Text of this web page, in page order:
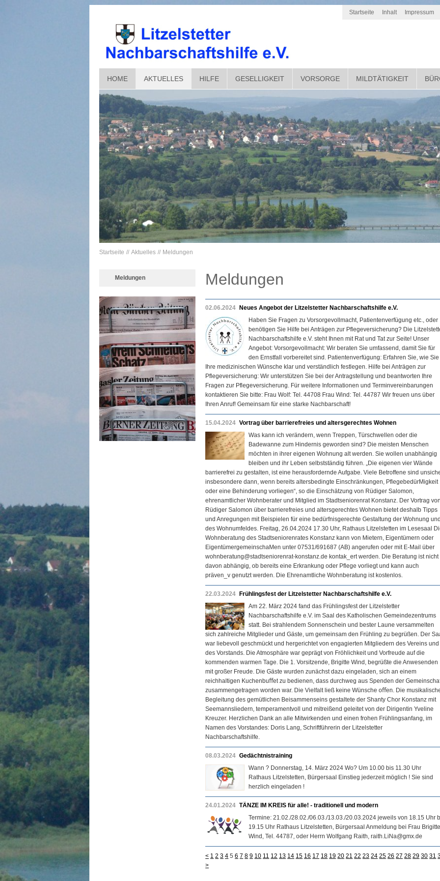
Startseite Inhalt Impressum
HOME AKTUELLES HILFE GESELLIGKEIT VORSORGE MILDTÄTIGKEIT
Startseite Aktuelles Meldungen
Meldungen Meldungen
02.06.2024
Neues Angebot der Litzelstetter Nachbarschaftshilfe e.V.
Haben Sie Fragen zu Vorsorgevollmacht, Patientenverfügung etc., oder
benötigen Sie Hilfe bei Anträgen zur Pflegeversicherung? Die
Nachbarschaftshilfe e.V. steht Ihnen mit Rat und Tat zur Seite! Unser
Angebot: Vorsorgevollmacht: Wir beraten Sie umfassend, damit Sie für
den Ernstfall vorbereitet sind. Patientenverfügung: Erfahren Sie, wie Sie
Ihre medizinischen Wünsche klar und verständlich festlegen. Hilfe bei Anträgen zur
Pflegeversicherung: Wir unterstützen Sie bei der Antragstellung und beantworten Ihre
Fragen zur Pflegeversicherung. Für weitere Informationen und Terminvereinbarungen
kontaktieren Sie bitte: Frau Wolf: Tel. 44708 Frau Wind: Tel. 44787 Wir freuen uns über
Ihren Anruf! Gemeinsam für eine starke Nachbarschaft!
15.04.2024 Vortrag über barrierefreies und altersgerechtes Wohnen
Was kann ich verändern, wenn Treppen, Türschwellen oder die
Badewanne zum Hindernis geworden sind? Die meisten Menschen
möchten in ihrer eigenen Wohnung alt werden. Sie wollen unabhängig
bleiben und ihr Leben selbstständig führen. „Die eigenen vier Wände
barrierefrei zu gestalten, ist eine herausfordernde Aufgabe. Viele Betroffene sind
insbesondere dann, wenn bereits altersbedingte Einschränkungen, PflegebedürMigkeit
oder eine Behinderung vorliegen“, so die Einschätzung von Rüdiger Salomon,
ehrenamtlicher Wohnberater und Mitglied im Stadtseniorenrat Konstanz. Der Vortrag
Rüdiger Salomon über barrierefreies und altersgerechtes Wohnen bietet deshalb Tipps
und Anregungen mit Beispielen für eine bedürfnisgerechte Gestaltung der Wohnung
des Wohnumfeldes. Freitag, 26.04.2024 17.30 Uhr, Rathaus Litzelstetten im Lesesaal
Wohnberatung des Stadtseniorenrates Konstanz kann von Mietern, Eigentümern oder
EigentümergemeinschaMen unter 07531/691687 (AB) angerufen oder mit E-Mail über
wohnberatung@stadtseniorenrat-konstanz.de kontak_ert werden. Die Beratung ist nicht
davon abhängig, ob bereits eine Erkrankung oder Pflege vorliegt und kann auch
präven_v genutzt werden. Die Ehrenamtliche Wohnberatung ist kostenlos.
22.03.2024
Frühlingsfest der Litzelstetter Nachbarschaftshilfe e.V.
Am 22. März 2024 fand das Frühlingsfest der Litzelstetter
Nachbarschaftshilfe e.V. im Saal des Katholischen Gemeindezentrums
statt. Bei strahlendem Sonnenschein und bester Laune versammelten
sich zahlreiche Mitglieder und Gäste, um gemeinsam den Frühling zu begrüßen. Der
war liebevoll geschmückt und hergerichtet von engagierten Mitgliedern des Vereins und
des Vorstands. Die Atmosphäre war geprägt von Fröhlichkeit und Vorfreude auf die
kommenden warmen Tage. Die 1. Vorsitzende, Brigitte Wind, begrüßte die Anwesenden
mit großer Freude. Die Gäste wurden zunächst dazu eingeladen, sich an einem
reichhaltigen Kuchenbuﬀet zu bedienen, dass durchweg aus Spenden der
zusammengetragen worden war. Die Vielfalt ließ keine Wünsche oﬀen. Die
Begleitung des gemütlichen Beisammenseins gestaltete der Shanty Chor Konstanz mit
Seemannsliedern, temperamentvoll und mitreißend geleitet von der Dirigentin Yveline
Kreuzer. Herzlichen Dank an alle Mitwirkenden und einen frohen Frühlingsanfang, im
Namen des Vorstandes: Doris Lang, Schriftführerin der Litzelstetter
Nachbarschaftshilfe.
08.03.2024 Gedächtnistraining
Wann ? Donnerstag, 14. März 2024 Wo? Um 10.00 bis 11.30 Uhr
Rathaus Litzelstetten, Bürgersaal Einstieg jederzeit möglich ! Sie sind
herzlich eingeladen !
24.01.2024 TÄNZE IM KREIS für alle! - traditionell und modern
Termine: 21.02./28.02./06.03./13.03./20.03.2024 jeweils von 18.15 Uhr
19.15 Uhr Rathaus Litzelstetten, Bürgersaal Anmeldung bei Frau
Wind, Tel. 44787, oder Herrn Wolfgang Raith, raith.LiNa@gmx.de
< 1 2 3 4 5 6 7 8 9 10 11 12 13 14 15 16 17 18 19 20 21 22 23 24 25 26 27 28 29 30 31
>